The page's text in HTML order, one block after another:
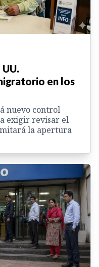
UU.
en los
nuevo control
exigir revisar el
la apertura